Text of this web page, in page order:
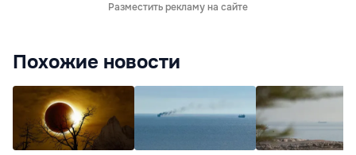
Разместить рекламу на сайте
Похожие новости